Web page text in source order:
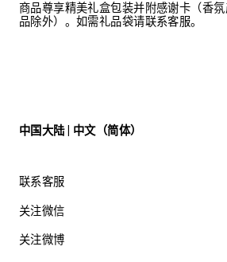
商品尊享精美礼盒包装并附感谢卡（香
品除外）。如需礼品袋请联系客服。
中国大陆 | 中文（简体）
联系客服
关注微信
关注微博